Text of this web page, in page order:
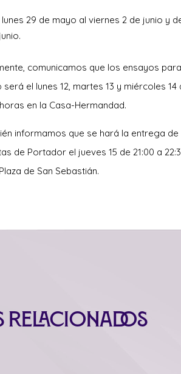
lunes 29 de mayo al viernes 2 de junio y
comunicamos que los ensayos
será el lunes 12, martes 13 y miércoles 14
en la Casa-Hermandad.
informamos que se hará la entrega de
de Portador el jueves 15 de 21:00 a
de San Sebastián.
relacionados